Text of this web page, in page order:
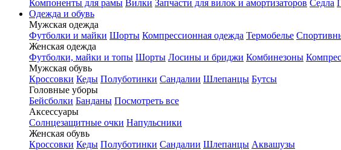
Компоненты для рамы Вилки Запчасти для вилок и амортизаторов Седла
Одежда и обувь
Мужская одежда
Футболки и майки Шорты Компрессионная одежда Термобелье
Женская одежда
Футболки, майки и топы Шорты Лосины и бриджи Комбинезоны
Мужская обувь
Кроссовки Кеды Полуботинки Сандалии Шлепанцы Бутсы
Головные уборы
Бейсболки Банданы Посмотреть все
Аксессуары
Солнцезащитные очки Напульсники
Женская обувь
Кроссовки Кеды Полуботинки Сандалии Шлепанцы Аквашузы